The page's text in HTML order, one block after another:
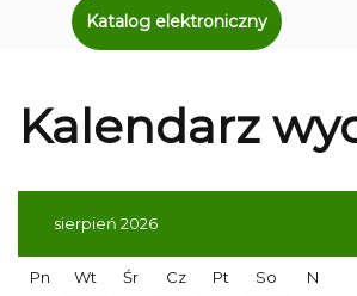
Katalog elektroniczny
Kalendarz
sierpień 2026
Pn Wt Śr Cz Pt So N